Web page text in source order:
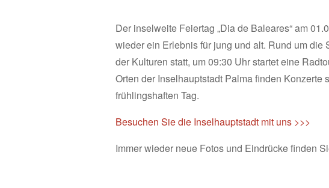
Der inselweite Feiertag „Dia de Baleares“ am
wieder ein Erlebnis für jung und alt. Rund um die
der Kulturen statt, um 09:30 Uhr startet eine
Orten der Inselhauptstadt Palma finden Konzerte
frühlingshaften Tag.
Besuchen Sie die Inselhauptstadt mit uns >>>
Immer wieder neue Fotos und Eindrücke finden